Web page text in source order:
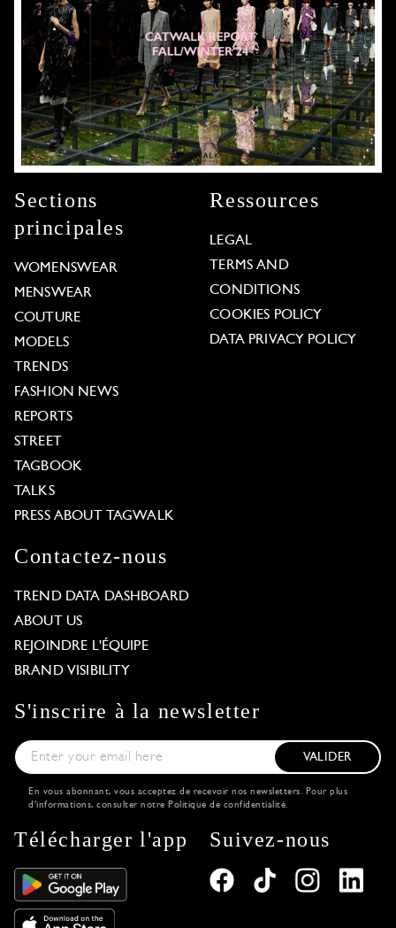
Sections
principales
WOMENSWEAR
MENSWEAR
COUTURE
MODELS
TRENDS
FASHION NEWS
REPORTS
STREET
TAGBOOK
TALKS
PRESS ABOUT TAGWALK
Ressources
LEGAL
TERMS AND
CONDITIONS
COOKIES POLICY
DATA PRIVACY POLICY
Contactez-nous
TREND DATA DASHBOARD
ABOUT US
REJOINDRE L'ÉQUIPE
BRAND VISIBILITY
S'inscrire à la newsletter
VALIDER
En vous abonnant, vous acceptez de recevoir nos newsletters. Pour plus
d'informations, consulter notre Politique de confidentialité.
Télécharger l'app Suivez-nous